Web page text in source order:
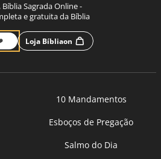
Sagrada Online -
e gratuita da Bíblia
Loja Bíbliaon
10 Mandamentos
Esboços de Pregação
Salmo do Dia